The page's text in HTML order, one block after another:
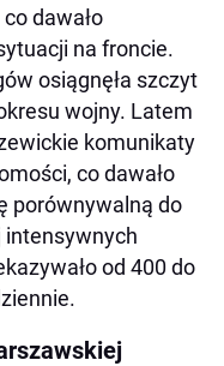
dawało
na froncie.
osiągnęła szczyt
wojny. Latem
komunikaty
co dawało
porównywalną do
intensywnych
od 400 do